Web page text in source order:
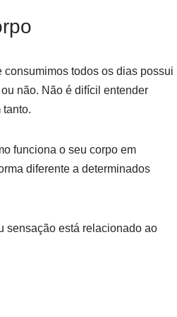
consumimos todos os dias possui
não. Não é difícil entender
tanto.
funciona o seu corpo em
diferente a determinados
sensação está relacionado ao